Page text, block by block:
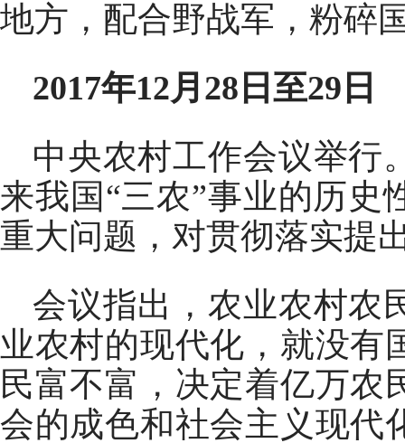
地方，配合野战军，粉碎
2017年12月28日至29日
中央农村工作会议举行
来我国“三农”事业的历史
重大问题，对贯彻落实提
会议指出，农业农村农
业农村的现代化，就没有
民富不富，决定着亿万农
会的成色和社会主义现代